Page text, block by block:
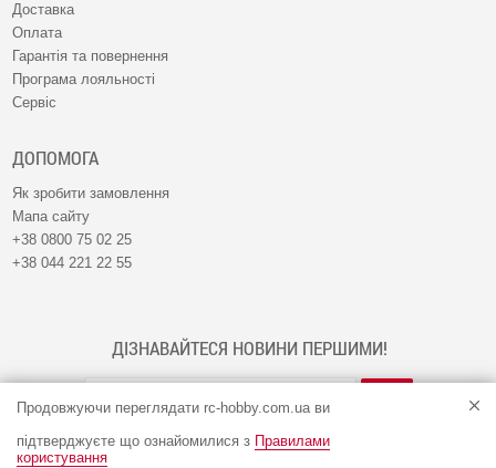
Продовжуючи переглядати rc-hobby.com.ua ви
підтверджуєте що ознайомилися з Правилами
користування
Доставка
Оплата
Гарантія та повернення
Програма лояльності
Сервіс
ДОПОМОГА
Як зробити замовлення
Мапа сайту
+38 0800 75 02 25
+38 044 221 22 55
ДІЗНАВАЙТЕСЯ НОВИНИ ПЕРШИМИ!